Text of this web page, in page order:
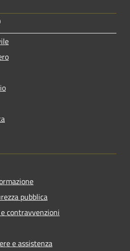
pubblica
contravvenzioni
e assistenza